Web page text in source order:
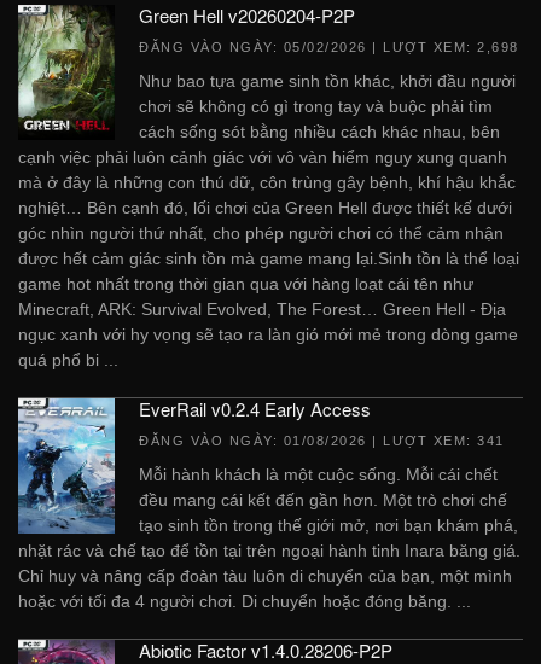
Green Hell v20260204-P2P
ĐĂNG VÀO NGÀY: 05/02/2026 | LƯỢT XEM: 2,698
Như bao tựa game sinh tồn khác, khởi đầu người
chơi sẽ không có gì trong tay và buộc phải tìm
cách sống sót bằng nhiều cách khác nhau, bên
cạnh việc phải luôn cảnh giác với vô vàn hiểm nguy xung quanh
mà ở đây là những con thú dữ, côn trùng gây bệnh, khí hậu khắc
nghiệt… Bên cạnh đó, lối chơi của Green Hell được thiết kế dưới
góc nhìn người thứ nhất, cho phép người chơi có thể cảm nhận
được hết cảm giác sinh tồn mà game mang lại.Sinh tồn là thể loại
game hot nhất trong thời gian qua với hàng loạt cái tên như
Minecraft, ARK: Survival Evolved, The Forest… Green Hell - Địa
ngục xanh với hy vọng sẽ tạo ra làn gió mới mẻ trong dòng game
quá phổ bi ...
EverRail v0.2.4 Early Access
ĐĂNG VÀO NGÀY: 01/08/2026 | LƯỢT XEM: 341
Mỗi hành khách là một cuộc sống. Mỗi cái chết
đều mang cái kết đến gần hơn. Một trò chơi chế
tạo sinh tồn trong thế giới mở, nơi bạn khám phá,
nhặt rác và chế tạo để tồn tại trên ngoại hành tinh Inara băng giá.
Chỉ huy và nâng cấp đoàn tàu luôn di chuyển của bạn, một mình
hoặc với tối đa 4 người chơi. Di chuyển hoặc đóng băng. ...
Abiotic Factor v1.4.0.28206-P2P